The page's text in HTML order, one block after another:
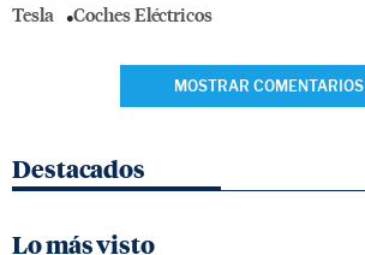
Tesla Coches Eléctricos
MOSTRAR COMENTARIOS
Destacados
Lo más visto